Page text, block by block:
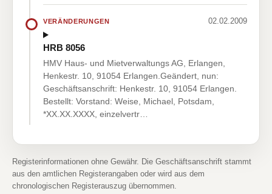
VERÄNDERUNGEN 02.02.2009
HRB 8056
HMV Haus- und Mietverwaltungs AG, Erlangen,
Henkestr. 10, 91054 Erlangen.Geändert, nun:
Geschäftsanschrift: Henkestr. 10, 91054 Erlangen.
Bestellt: Vorstand: Weise, Michael, Potsdam,
*XX.XX.XXXX, einzelvertr…
Registerinformationen ohne Gewähr. Die Geschäftsanschrift stammt
aus den amtlichen Registerangaben oder wird aus dem
chronologischen Registerauszug übernommen.